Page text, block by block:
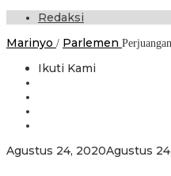
Redaksi
Marinyo / Parlemen
Ikuti Kami
Agustus 24, 2020Agustus